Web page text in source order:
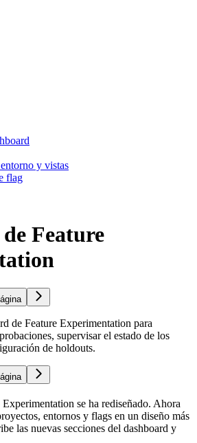
y vistas
flag
Feature
de Feature Experimentation para
supervisar el estado de los
de holdouts.
se ha rediseñado. Ahora
entornos y flags en un diseño más
las nuevas secciones del dashboard y